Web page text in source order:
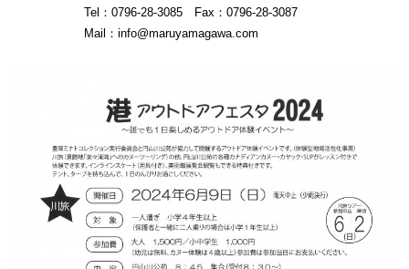
Tel：0796-28-3085 Fax：0796-28-3087
Mail：info@maruyamagawa.com